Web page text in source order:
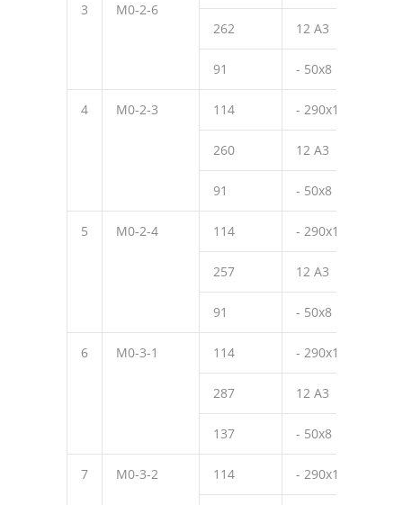
3
М0-2-6
262 12 А3
91 - 50х8
4 М0-2-3 114 - 290х10
260 12 А3
91 - 50х8
5 М0-2-4 114 - 290х10
257 12 А3
91 - 50х8
6 М0-3-1 114 - 290х10
287 12 А3
137 - 50х8
7 М0-3-2 114 - 290х10